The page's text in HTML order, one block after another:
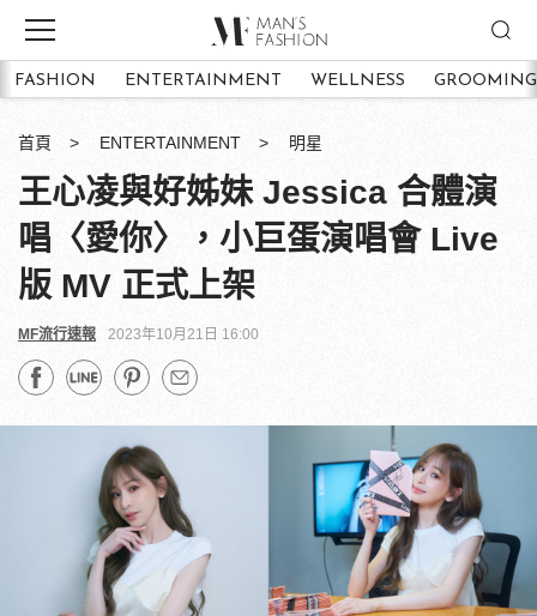
FASHION ENTERTAINMENT WELLNESS GROOMING
首頁 ENTERTAINMENT 明星
王心凌與好姊妹 Jessica 合體演
唱〈愛你〉，小巨蛋演唱會 Live
版 MV 正式上架
MF流行速報 2023年10月21日 16:00